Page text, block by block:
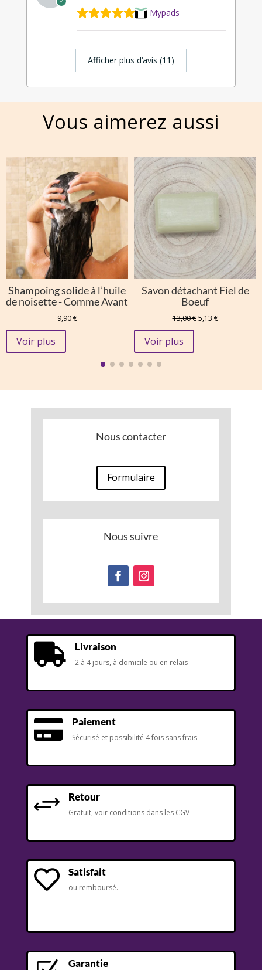
Mypads
Afficher plus d‘avis (11)
Vous aimerez aussi
Shampoing solide à l’huile
de noisette - Comme Avant
9,90€
Voir plus
Savon détachant Fiel de
Boeuf
13,00€ Le
5,13 €Le
Voir plus
Nous contacter
Formulaire
Nous suivre
 Livraison
2 à 4 jours, à domicile ou en relais
 Paiement
Sécurisé et possibilité 4 fois sans frais
+ Retour
Gratuit, voir conditions dans les CGV
 Satisfait
ou remboursé.
Garantie